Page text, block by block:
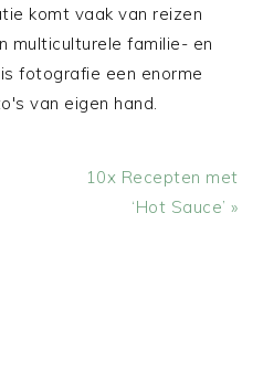
komt vaak van reizen
multiculturele familie- en
fotografie een enorme
van eigen hand.
Volgend
bericht:
10x Recepten met
‘Hot Sauce’ »